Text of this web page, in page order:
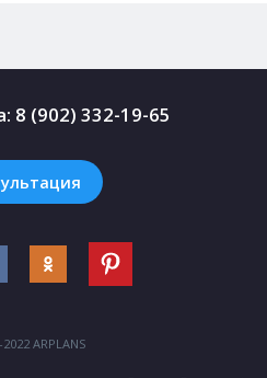
8 (902) 332-19-65
ARPLANS